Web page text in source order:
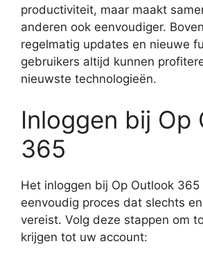
productiviteit, maar maakt
anderen ook eenvoudiger.
regelmatig updates en nieuwe
gebruikers altijd kunnen
nieuwste technologieën.
Inloggen bij Op
365
Het inloggen bij Op Outlook 365
eenvoudig proces dat slechts
vereist. Volg deze stappen om
krijgen tot uw account: